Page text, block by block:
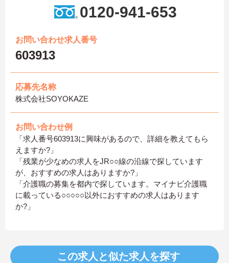
0120-941-653
お問い合わせ求人番号
603913
応募先名称
株式会社SOYOKAZE
お問い合わせ例
「求人番号603913に興味があるので、詳細を教えてもら
えますか?」
「残業が少なめの求人をJR○○線の沿線で探しています
が、おすすめの求人はありますか?」
「介護職の募集を都内で探しています。マイナビ介護職
に載っている○○○○○以外におすすめの求人はあります
か?」
この求人と似た求人を探す